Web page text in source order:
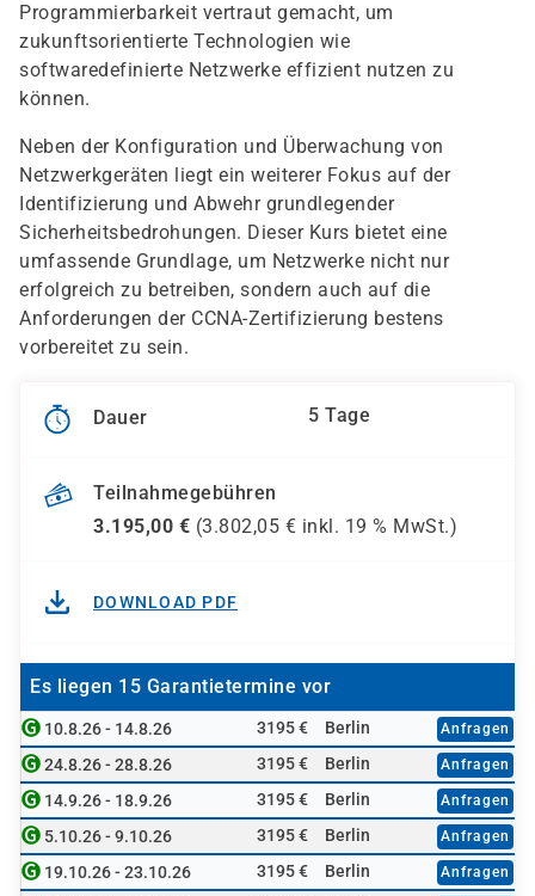
Programmierbarkeit vertraut gemacht, um
zukunftsorientierte Technologien wie
softwaredefinierte Netzwerke effizient nutzen zu
können.
Neben der Konfiguration und Überwachung von
Netzwerkgeräten liegt ein weiterer Fokus auf der
Identifizierung und Abwehr grundlegender
Sicherheitsbedrohungen. Dieser Kurs bietet eine
umfassende Grundlage, um Netzwerke nicht nur
erfolgreich zu betreiben, sondern auch auf die
Anforderungen der CCNA-Zertifizierung bestens
vorbereitet zu sein.
Dauer 5 Tage
Teilnahmegebühren
3.195,00 € (3.802,05 € inkl. 19 % MwSt.)
DOWNLOAD PDF
Es liegen 15 Garantietermine vor
10.8.26 - 14.8.26 3195 € Berlin Anfragen
24.8.26 - 28.8.26 3195 € Berlin Anfragen
14.9.26 - 18.9.26 3195 € Berlin Anfragen
5.10.26 - 9.10.26 3195 € Berlin Anfragen
19.10.26 - 23.10.26 3195 € Berlin Anfragen